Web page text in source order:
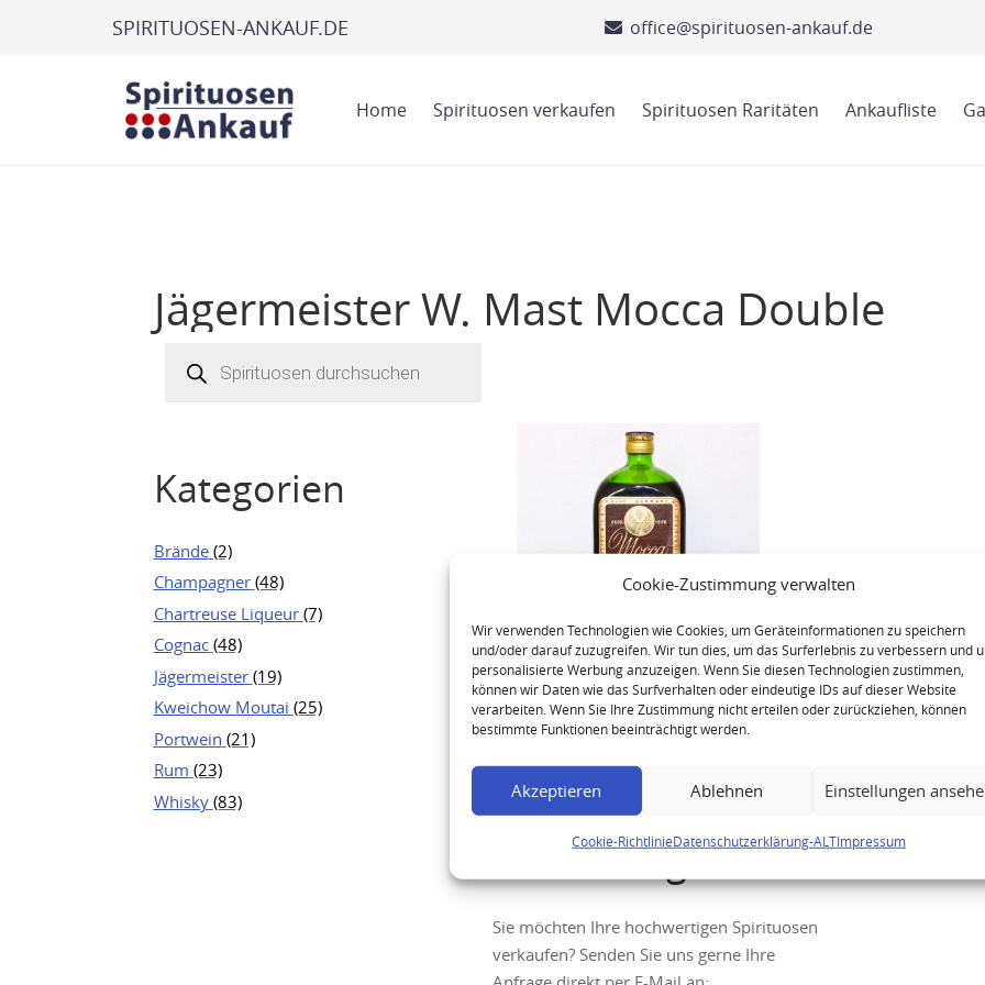
Cookie-Zustimmung verwalten
Wir verwenden Technologien wie Cookies, um Geräteinformationen zu speichern
und/oder darauf zuzugreifen. Wir tun dies, um das Surferlebnis zu verbessern und
personalisierte Werbung anzuzeigen. Wenn Sie diesen Technologien zustimmen,
können wir Daten wie das Surfverhalten oder eindeutige IDs auf dieser Website
verarbeiten. Wenn Sie Ihre Zustimmung nicht erteilen oder zurückziehen, können
bestimmte Funktionen beeinträchtigt werden.
Akzeptieren Ablehnen Einstellungen
Cookie-RichtlinieDatenschutzerklärung-ALTImpressum
SPIRITUOSEN-ANKAUF.DE office@spirituosen-ankauf.de
Home Spirituosen verkaufen Spirituosen Raritäten Ankaufliste
Jägermeister W. Mast Mocca Double
search
Kategorien
Brände (2)
Champagner (48)
Chartreuse Liqueur (7)
Cognac (48)
Jägermeister (19)
Kweichow Moutai (25)
Portwein (21)
Rum (23)
Whisky (83)
Jägermeister W. Mast Mocca
Double
Ihre Anfrage
Sie möchten Ihre hochwertigen Spirituosen
verkaufen? Senden Sie uns gerne Ihre